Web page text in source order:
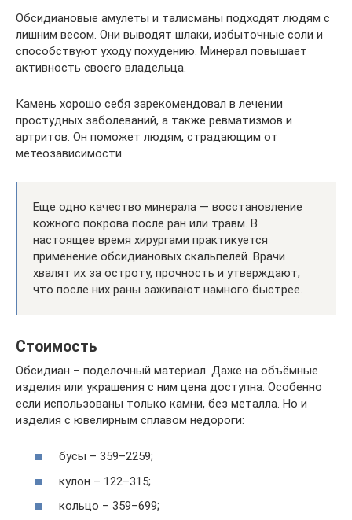
Обсидиановые амулеты и талисманы подходят людям с
лишним весом. Они выводят шлаки, избыточные соли и
способствуют уходу похудению. Минерал повышает
активность своего владельца.
Камень хорошо себя зарекомендовал в лечении
простудных заболеваний, а также ревматизмов и
артритов. Он поможет людям, страдающим от
метеозависимости.
Еще одно качество минерала — восстановление
кожного покрова после ран или травм. В
настоящее время хирургами практикуется
применение обсидиановых скальпелей. Врачи
хвалят их за остроту, прочность и утверждают,
что после них раны заживают намного быстрее.
Стоимость
Обсидиан – поделочный материал. Даже на объёмные
изделия или украшения с ним цена доступна. Особенно
если использованы только камни, без металла. Но и
изделия с ювелирным сплавом недороги:
бусы – 359–2259;
кулон – 122–315;
кольцо – 359–699;